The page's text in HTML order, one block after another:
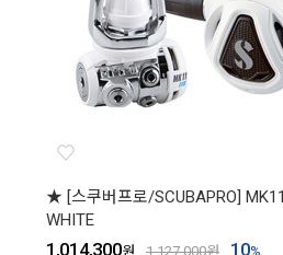
★ [스쿠버프로/SCUBAPRO]
WHITE
1,014,300원 1,127,000원 10%